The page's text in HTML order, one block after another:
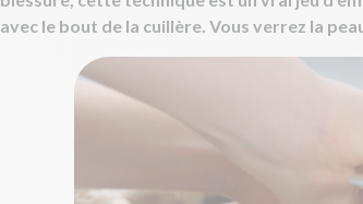
avec le bout de la cuillère. Vous verrez la